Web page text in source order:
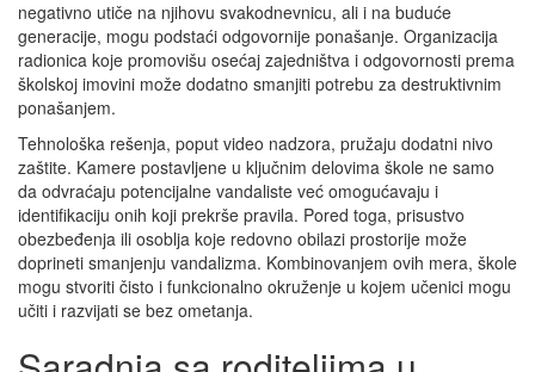
negativno utiče na njihovu svakodnevnicu, ali i na buduće
generacije, mogu podstaći odgovornije ponašanje. Organizacija
radionica koje promovišu osećaj zajedništva i odgovornosti prema
školskoj imovini može dodatno smanjiti potrebu za destruktivnim
ponašanjem.
Tehnološka rešenja, poput video nadzora, pružaju dodatni nivo
zaštite. Kamere postavljene u ključnim delovima škole ne samo
da odvraćaju potencijalne vandaliste već omogućavaju i
identifikaciju onih koji prekrše pravila. Pored toga, prisustvo
obezbeđenja ili osoblja koje redovno obilazi prostorije može
doprineti smanjenju vandalizma. Kombinovanjem ovih mera, škole
mogu stvoriti čisto i funkcionalno okruženje u kojem učenici mogu
učiti i razvijati se bez ometanja.